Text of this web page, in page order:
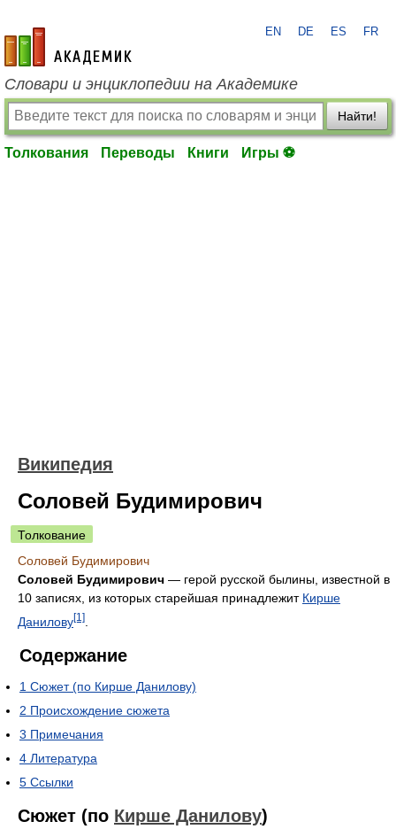
academic.ru
EN DE ES FR
Словари и энциклопедии на Академике
Найти!
Толкования Переводы Книги Игры ⚽
Википедия
Соловей Будимирович
Толкование
Соловей Будимирович
Соловей Будимирович — герой русской былины, известной в
10 записях, из которых старейшая принадлежит Кирше
Данилову[1]
Содержание
1 Сюжет (по Кирше Данилову)
2 Происхождение сюжета
3 Примечания
4 Литература
5 Ссылки
Сюжет (по Кирше Данилову)